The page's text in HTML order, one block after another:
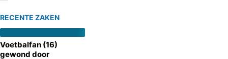
RECENTE ZAKEN
Voetbalfan (16)
gewond door